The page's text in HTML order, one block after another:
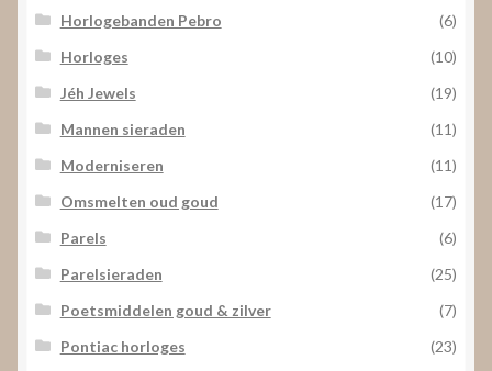
Horlogebanden Pebro
(6)
Horloges
(10)
Jéh Jewels
(19)
Mannen sieraden
(11)
Moderniseren
(11)
Omsmelten oud goud
(17)
Parels
(6)
Parelsieraden
(25)
Poetsmiddelen goud & zilver
(7)
Pontiac horloges
(23)